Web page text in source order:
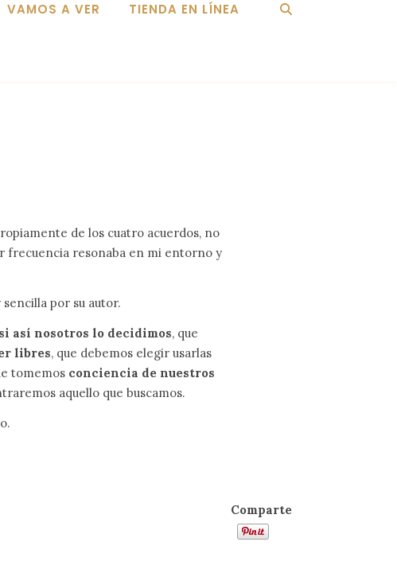
VAMOS A VER TIENDA EN LÍNEA
de los cuatro acuerdos, no
frecuencia resonaba en mi entorno y
por su autor.
así nosotros lo decidimos, que
libres, que debemos elegir usarlas
tomemos conciencia de nuestros
aquello que buscamos.
Comparte